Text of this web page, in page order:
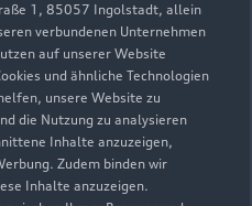
1, 85057 Ingolstadt, allein
verbundenen Unternehmen
auf unserer Website
und ähnliche Technologien
unsere Website zu
die Nutzung zu analysieren
Inhalte anzuzeigen,
Zudem binden wir
Inhalte anzuzeigen.